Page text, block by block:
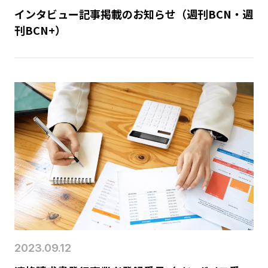
インタビュー記事掲載のお知らせ（週刊BCN・週
刊BCN+）
2023.09.12